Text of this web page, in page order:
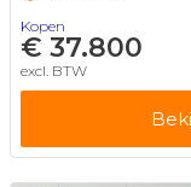
Kopen
€ 37.800
excl. BTW